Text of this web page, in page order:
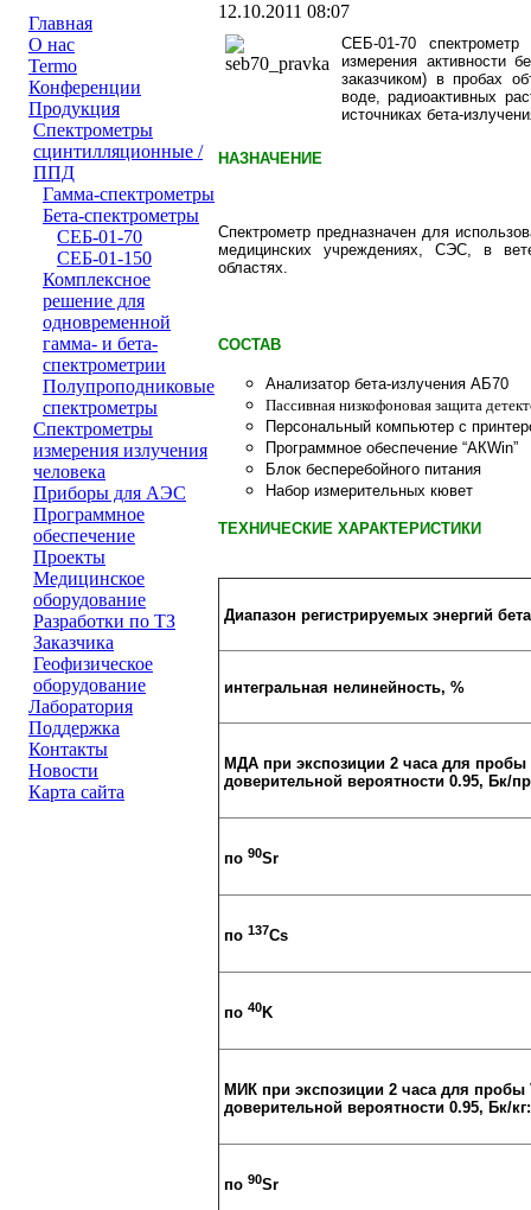
Главная
О нас
Termo
Конференции
Продукция
Cпектрометры
сцинтилляционные /
ППД
Гамма-спектрометры
Бета-спектрометры
СЕБ-01-70
СЕБ-01-150
Комплексное
решение для
одновременной
гамма- и бета-
спектрометрии
Полупроподниковые
спектрометры
Cпектрометры
измерения излучения
человека
Приборы для АЭС
Программное
обеспечение
Проeкты
Медицинское
оборудование
Разработки по ТЗ
Заказчика
Геофизическое
оборудование
Лаборатория
Поддержка
Контакты
Новости
Карта сайта
12.10.2011 08:07
СЕБ-01-70
измерения активности
заказчиком) в пробах
воде, радиоактивных
источниках бета-
НАЗНАЧЕНИЕ
Спектрометр предназначен для
медицинских учреждениях, СЭС, в
областях.
СОСТАВ
Анализатор бета-излучения АБ70
Пассивная низкофоновая защита
Персональный компьютер с
Программное обеспечение “АКWin”
Блок бесперебойного питания
Набор измерительных кювет
ТЕХНИЧЕСКИЕ ХАРАКТЕРИСТИКИ
Диапазон регистрируемых энергий
интегральная нелинейность, %
МДА при экспозиции 2 часа для пробы
доверительной вероятности 0.95, Бк/
по 90Sr
по 137Cs
по 40K
МИК при экспозиции 2 часа для пробы
доверительной вероятности 0.95, Бк/кг:
по 90Sr